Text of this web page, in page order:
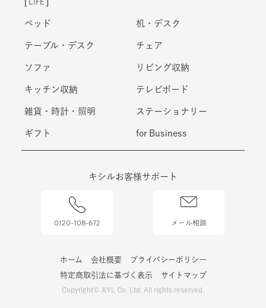
ベッド 机・デスク
テーブル・デスク チェア
ソファ リビング収納
キッチン収納 テレビボード
雑貨・時計・照明 ステーショナリー
ギフト for Business
キシルお客様サポート
0120-108-672 メール相談
ホーム 会社概要
プライバシーポリシー
特定商取引法に基づく表示
サイトマップ
Copyright© XYL Co. Ltd. All rights reserved.